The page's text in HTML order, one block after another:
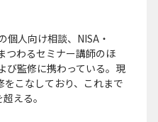
個人向け相談、NISA・
つわるセミナー講師のほ
び監修に携わっている。現
こなしており、これまで
える。